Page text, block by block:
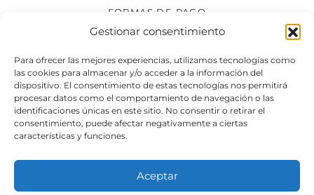
Gestionar consentimiento
Para ofrecer las mejores experiencias, utilizamos tecnologías como
las cookies para almacenar y/o acceder a la información del
dispositivo. El consentimiento de estas tecnologías nos permitirá
procesar datos como el comportamiento de navegación o las
identificaciones únicas en este sitio. No consentir o retirar el
consentimiento, puede afectar negativamente a ciertas
características y funciones.
Aceptar
FORMAS DE PAGO
SÍGUENOS